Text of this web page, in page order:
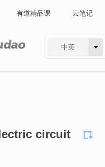
有道精品课 云笔记
中英
circuit